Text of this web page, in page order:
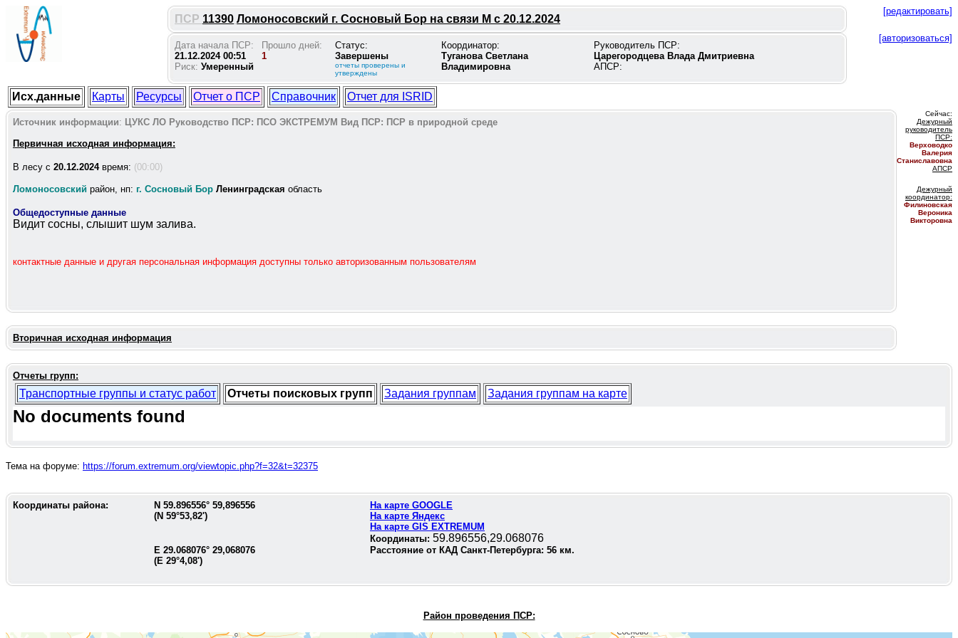
ПСР 11390 Ломоносовский г. Сосновый Бор на связи М с 20.12.2024
[редактировать]
Дата начала ПСР:
21.12.2024 00:51
Риск: Умеренный
Прошло дней:
1
Статус:
Завершены
отчеты проверены и
утверждены
Координатор:
Туганова Светлана
Владимировна
Руководитель ПСР:
Царегородцева Влада Дмитриевна
АПСР:
[авторизоваться]
Исх.данные Карты Ресурсы Отчет о ПСР Справочник Отчет для ISRID
Источник информации: ЦУКС ЛО Руководство ПСР: ПСО ЭКСТРЕМУМ Вид ПСР: ПСР в природной среде
Первичная исходная информация:
В лесу c 20.12.2024время: (00:00)
Ломоносовский район, нп: г. Сосновый Бор Ленинградская область
Общедоступные данные
Видит сосны, слышит шум залива.
контактные данные и другая персональная информация доступны только авторизованным пользователям
Сейчас:
Дежурный
руководитель
ПСР:
Верховодко
Валерия
Станиславовна
АПСР
Дежурный
координатор:
Филиновская
Вероника
Викторовна
Вторичная исходная информация
Отчеты групп:
Транспортные группы и статус работ Отчеты поисковых групп Задания группам Задания группам на карте
No documents found
Тема на форуме: https://forum.extremum.org/viewtopic.php?f=32&t=32375
Координаты района: N 59.896556° 59,896556
(N 59°53,82')
На карте GOOGLE
На карте Яндекс
На карте GIS EXTREMUM
Координаты: 59.896556,29.068076
E 29.068076° 29,068076
(E 29°4,08')
Расстояние от КАД Санкт-Петербурга: 56 км.
Район проведения ПСР: